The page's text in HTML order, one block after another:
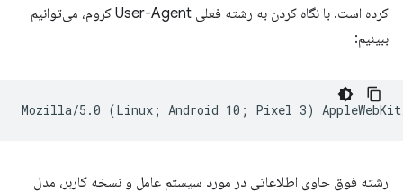
کرده است. با نگاه کردن به رشته فعلی User-Agent کروم، می‌توانیم
ببینیم:
رشته فوق حاوی اطلاعاتی در مورد سیستم عامل و نسخه کاربر، مدل